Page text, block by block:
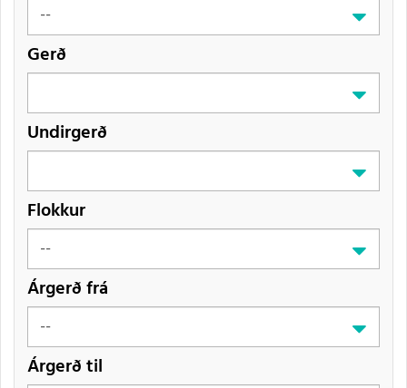
Gerð
Undirgerð
Flokkur
Árgerð frá
Árgerð til